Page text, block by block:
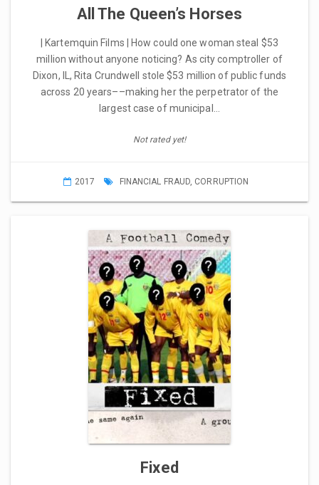
All The Queen’s Horses
| Kartemquin Films | How could one woman steal $53
million without anyone noticing? As city comptroller of
Dixon, IL, Rita Crundwell stole $53 million of public funds
across 20 years––making her the perpetrator of the
largest case of municipal…
Not rated yet!
2017 FINANCIAL FRAUD, CORRUPTION
Fixed